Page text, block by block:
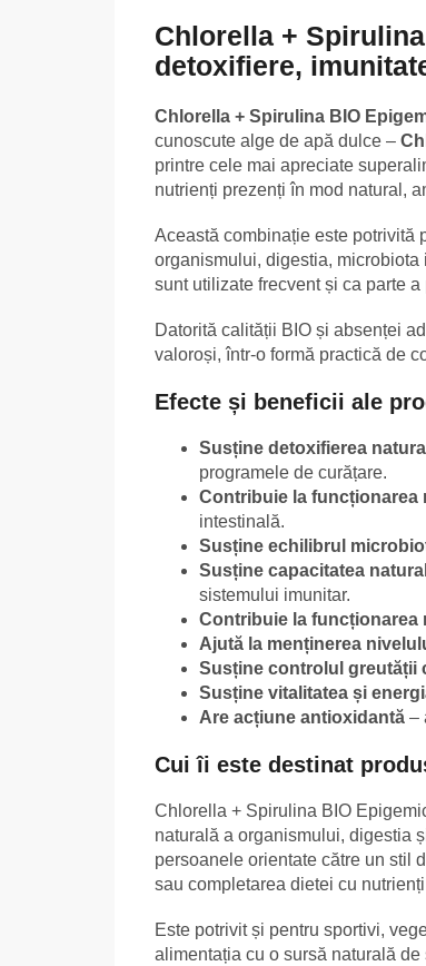
Chlorella +
detoxifiere,
Chlorella + Spirulina BIO
cunoscute alge de apă dulce –
printre cele mai apreciate
nutrienți prezenți în mod natural,
Această combinație este potrivită
organismului, digestia,
sunt utilizate frecvent și ca parte
Datorită calității BIO și absenței
valoroși, într-o formă practică de
Efecte și beneficii ale
Susține detoxifierea
programele de curățare.
Contribuie la funcționarea
intestinală.
Susține echilibrul
Susține capacitatea
sistemului imunitar.
Contribuie la funcționarea
Ajută la menținerea
Susține controlul greutății
Susține vitalitatea și
Are acțiune antioxidantă –
Cui îi este destinat
Chlorella + Spirulina BIO
naturală a organismului, digestia
persoanele orientate către un stil
sau completarea dietei cu
Este potrivit și pentru sportivi,
alimentația cu o sursă naturală